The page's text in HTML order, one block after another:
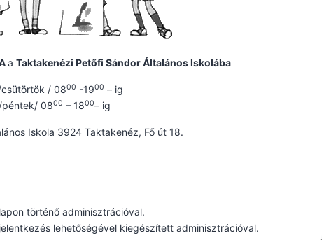
a Taktakenézi Petőfi Sándor Általános Iskolába
/ 0800 -1900 – ig
péntek/ 0800 – 1800– ig
Iskola 3924 Taktakenéz, Fő út 18.
történő adminisztrációval.
lehetőségével kiegészített adminisztrációval.